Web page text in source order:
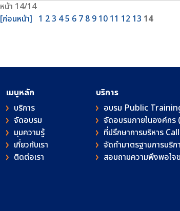
หน้า 14/14
[ก่อนหน้า] 1 23 45 6 7 8 9 10 11 12 13 14
เมนูหลัก
บริการ
จัดอบรม
มุมความรู้
เกี่ยวกับเรา
ติดต่อเรา
บริการ
อบรม Public
จัดอบรมภายในองค์ก
ที่ปรึกษาการบริหาร
จัดทำมาตรฐานการบริ
สอบถามความพึงพอใจ